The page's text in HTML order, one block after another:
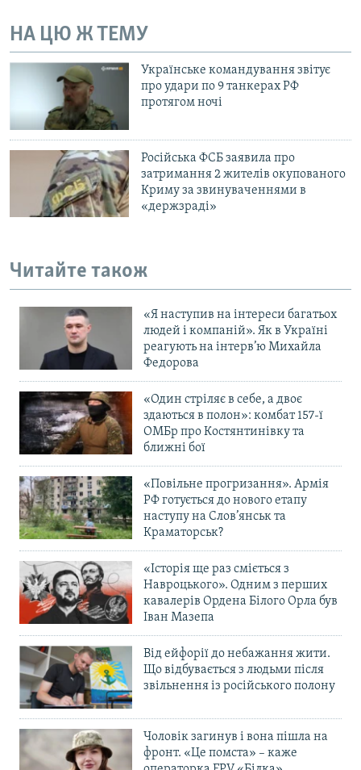
НА ЦЮ Ж ТЕМУ
Українське командування звітує
про удари по 9 танкерах РФ
протягом ночі
Російська ФСБ заявила про
затримання 2 жителів окупованого
Криму за звинуваченнями в
«держзраді»
Читайте також
«Я наступив на інтереси багатьох
людей і компаній». Як в Україні
реагують на інтерв’ю Михайла
Федорова
«Один стріляє в себе, а двоє
здаються в полон»: комбат 157-ї
ОМБр про Костянтинівку та
ближні бої
«Повільне прогризання». Армія
РФ готується до нового етапу
наступу на Слов’янськ та
Краматорськ?
«Історія ще раз сміється з
Навроцького». Одним з перших
кавалерів Ордена Білого Орла був
Іван Мазепа
Від ейфорії до небажання жити.
Що відбувається з людьми після
звільнення із російського полону
Чоловік загинув і вона пішла на
фронт. «Це помста» – каже